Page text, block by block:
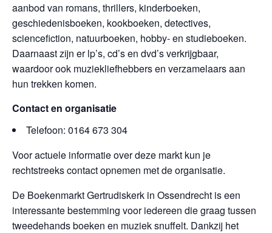
aanbod van romans, thrillers, kinderboeken,
geschiedenisboeken, kookboeken, detectives,
sciencefiction, natuurboeken, hobby- en studieboeken.
Daarnaast zijn er lp’s, cd’s en dvd’s verkrijgbaar,
waardoor ook muziekliefhebbers en verzamelaars aan
hun trekken komen.
Contact en organisatie
Telefoon: 0164 673 304
Voor actuele informatie over deze markt kun je
rechtstreeks contact opnemen met de organisatie.
De Boekenmarkt Gertrudiskerk in Ossendrecht is een
interessante bestemming voor iedereen die graag tussen
tweedehands boeken en muziek snuffelt. Dankzij het